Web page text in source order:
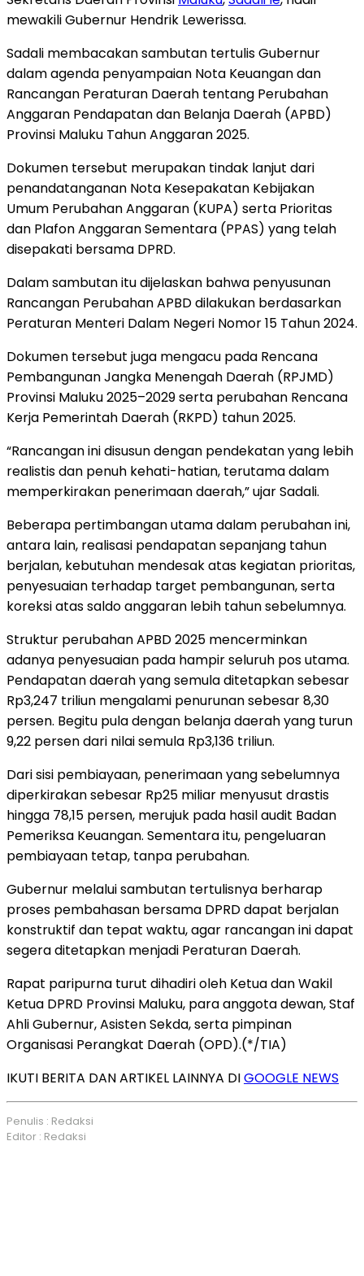
mewakili Gubernur Hendrik Lewerissa.
Sadali membacakan sambutan tertulis Gubernur
dalam agenda penyampaian Nota Keuangan dan
Rancangan Peraturan Daerah tentang Perubahan
Anggaran Pendapatan dan Belanja Daerah (APBD)
Provinsi Maluku Tahun Anggaran 2025.
Dokumen tersebut merupakan tindak lanjut dari
penandatanganan Nota Kesepakatan Kebijakan
Umum Perubahan Anggaran (KUPA) serta Prioritas
dan Plafon Anggaran Sementara (PPAS) yang telah
disepakati bersama DPRD.
Dalam sambutan itu dijelaskan bahwa penyusunan
Rancangan Perubahan APBD dilakukan berdasarkan
Peraturan Menteri Dalam Negeri Nomor 15 Tahun 2024.
Dokumen tersebut juga mengacu pada Rencana
Pembangunan Jangka Menengah Daerah (RPJMD)
Provinsi Maluku 2025–2029 serta perubahan Rencana
Kerja Pemerintah Daerah (RKPD) tahun 2025.
“Rancangan ini disusun dengan pendekatan yang lebih
realistis dan penuh kehati-hatian, terutama dalam
memperkirakan penerimaan daerah,” ujar Sadali.
Beberapa pertimbangan utama dalam perubahan ini,
antara lain, realisasi pendapatan sepanjang tahun
berjalan, kebutuhan mendesak atas kegiatan prioritas,
penyesuaian terhadap target pembangunan, serta
koreksi atas saldo anggaran lebih tahun sebelumnya.
Struktur perubahan APBD 2025 mencerminkan
adanya penyesuaian pada hampir seluruh pos utama.
Pendapatan daerah yang semula ditetapkan sebesar
Rp3,247 triliun mengalami penurunan sebesar 8,30
persen. Begitu pula dengan belanja daerah yang turun
9,22 persen dari nilai semula Rp3,136 triliun.
Dari sisi pembiayaan, penerimaan yang sebelumnya
diperkirakan sebesar Rp25 miliar menyusut drastis
hingga 78,15 persen, merujuk pada hasil audit Badan
Pemeriksa Keuangan. Sementara itu, pengeluaran
pembiayaan tetap, tanpa perubahan.
Gubernur melalui sambutan tertulisnya berharap
proses pembahasan bersama DPRD dapat berjalan
konstruktif dan tepat waktu, agar rancangan ini dapat
segera ditetapkan menjadi Peraturan Daerah.
Rapat paripurna turut dihadiri oleh Ketua dan Wakil
Ketua DPRD Provinsi Maluku, para anggota dewan, Staf
Ahli Gubernur, Asisten Sekda, serta pimpinan
Organisasi Perangkat Daerah (OPD).(*/TIA)
IKUTI BERITA DAN ARTIKEL LAINNYA DIGOOGLE NEWS
Penulis : Redaksi
Editor : Redaksi